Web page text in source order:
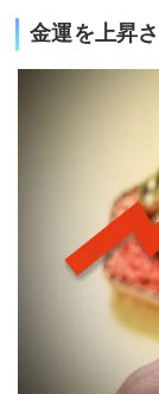
金運を上昇